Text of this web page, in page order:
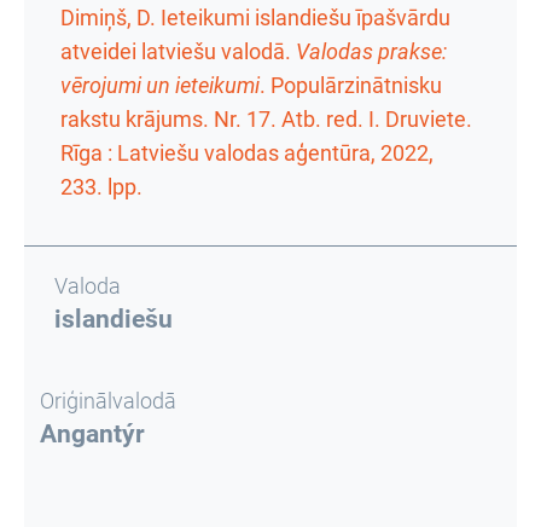
Dimiņš, D. Ieteikumi islandiešu īpašvārdu
atveidei latviešu valodā. Valodas prakse:
vērojumi un ieteikumi. Populārzinātnisku
rakstu krājums. Nr. 17. Atb. red. I. Druviete.
Rīga : Latviešu valodas aģentūra, 2022,
233. lpp.
Valoda
islandiešu
Oriģinālvalodā
Angantýr